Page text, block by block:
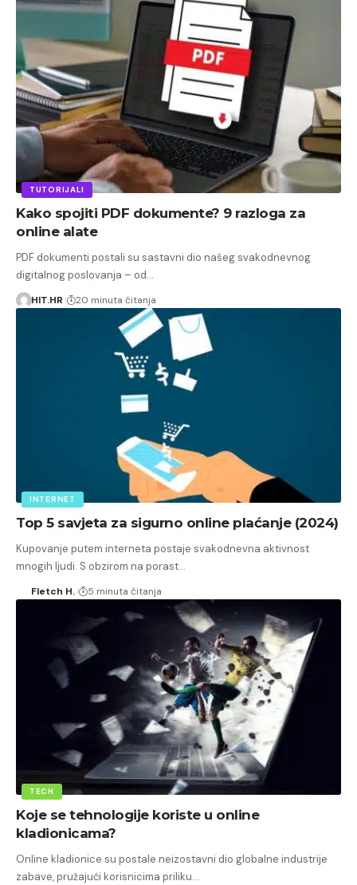
TUTORIJALI
Kako spojiti PDF dokumente? 9 razloga za
online alate
PDF dokumenti postali su sastavni dio našeg svakodnevnog
digitalnog poslovanja – od…
HIT.HR 20 minuta čitanja
INTERNET
Top 5 savjeta za sigurno online plaćanje (2024)
Kupovanje putem interneta postaje svakodnevna aktivnost
mnogih ljudi. S obzirom na porast…
Fletch H. 5 minuta čitanja
TECH
Koje se tehnologije koriste u online
kladionicama?
Online kladionice su postale neizostavni dio globalne industrije
zabave, pružajući korisnicima priliku…